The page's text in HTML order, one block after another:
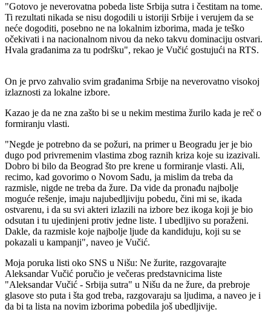
"Gotovo je neverovatna pobeda liste Srbija sutra i čestitam na tome.
Ti rezultati nikada se nisu dogodili u istoriji Srbije i verujem da se
neće dogoditi, posebno ne na lokalnim izborima, mada je teško
očekivati i na nacionalnom nivou da neko takvu dominaciju ostvari.
Hvala građanima za tu podršku", rekao je Vučić gostujući na RTS.
On je prvo zahvalio svim građanima Srbije na neverovatno visokoj
izlaznosti za lokalne izbore.
Kazao je da ne zna zašto bi se u nekim mestima žurilo kada je reč o
formiranju vlasti.
"Negde je potrebno da se požuri, na primer u Beogradu jer je bio
dugo pod privremenim vlastima zbog raznih kriza koje su izazivali.
Dobro bi bilo da Beograd što pre krene u formiranje vlasti. Ali,
recimo, kad govorimo o Novom Sadu, ja mislim da treba da
razmisle, nigde ne treba da žure. Da vide da pronađu najbolje
moguće rešenje, imaju najubedljiviju pobedu, čini mi se, ikada
ostvarenu, i da su svi akteri izlazili na izbore bez ikoga koji je bio
odsutan i tu ujedinjeni protiv jedne liste. I ubedljivo su poraženi.
Dakle, da razmisle koje najbolje ljude da kandiduju, koji su se
pokazali u kampanji", naveo je Vučić.
Moja poruka listi oko SNS u Nišu: Ne žurite, razgovarajte
Aleksandar Vučić poručio je večeras predstavnicima liste
"Aleksandar Vučić - Srbija sutra" u Nišu da ne žure, da prebroje
glasove sto puta i šta god treba, razgovaraju sa ljudima, a naveo je i
da bi ta lista na novim izborima pobedila još ubedljivije.